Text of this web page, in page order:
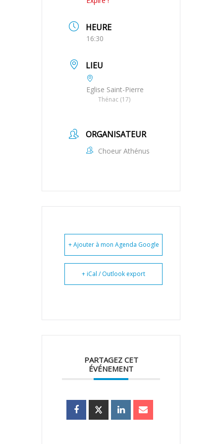
HEURE
16:30
LIEU
Eglise Saint-Pierre
Thénac (17)
ORGANISATEUR
Choeur Athénus
+ Ajouter à mon Agenda Google
+ iCal / Outlook export
PARTAGEZ CET
ÉVÉNEMENT